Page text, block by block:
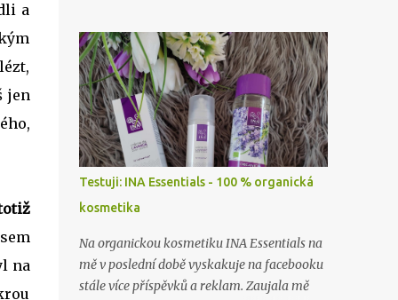
a
jen
na
Vánocích…
Testuji: INA Essentials - 100 % organická
kosmetika
Na organickou kosmetiku INA Essentials na
mě v poslední době vyskakuje na facebooku
stále více příspěvků a reklam. Zaujala mě